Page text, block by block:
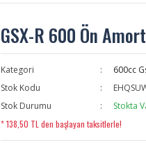
GSX-R 600 Ön
Kategori
600cc
Stok Kodu
Stok Durumu
Stokta
* 138,50 TL den başlayan taksitlerle!